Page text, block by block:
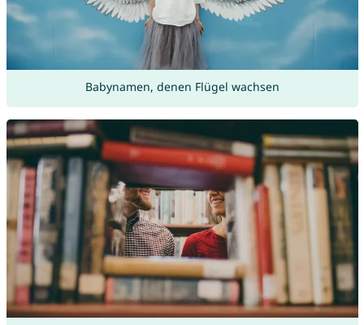
Babynamen, denen Flügel wachsen